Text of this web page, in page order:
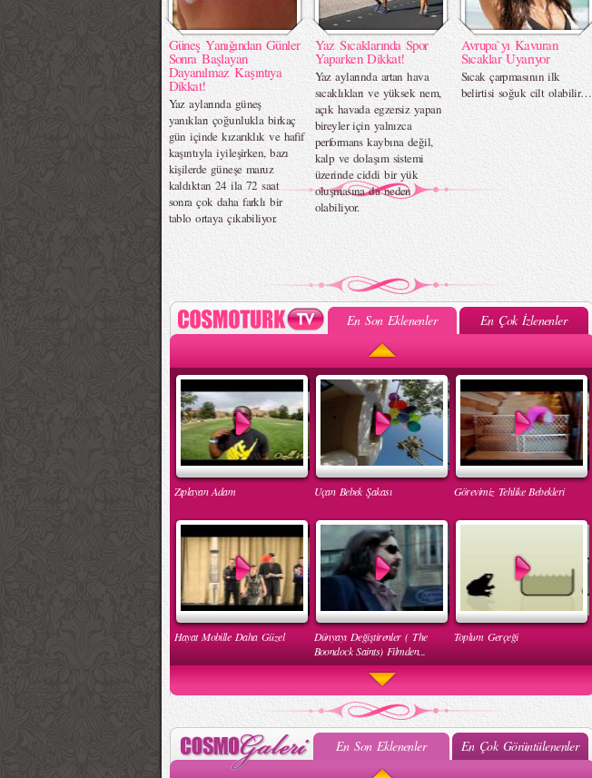
Güneş Yanığından Günler
Sonra Başlayan
Dayanılmaz Kaşıntıya
Dikkat!
Yaz aylarında güneş
yanıkları çoğunlukla birkaç
gün içinde kızarıklık ve hafif
kaşıntıyla iyileşirken, bazı
kişilerde güneşe maruz
kaldıktan 24 ila 72 saat
sonra çok daha farklı bir
tablo ortaya çıkabiliyor.
Yaz Sıcaklarında Spor
Yaparken Dikkat!
Yaz aylarında artan hava
sıcaklıkları ve yüksek nem,
açık havada egzersiz yapan
bireyler için yalnızca
performans kaybına değil,
kalp ve dolaşım sistemi
üzerinde ciddi bir yük
oluşmasına da neden
olabiliyor.
Avrupa`yı Kavuran
Sıcaklar Uyarıyor
Sıcak çarpmasının ilk
belirtisi soğuk cilt olabilir…
En Son Eklenenler En Çok İzlenenler
Zıplayan Adam Uçan Bebek Şakası Görevimiz Tehlike Bebekleri
Hayat Mobille Daha Güzel
Dünyayı Değiştirenler ( The
Boondock Saints) Filmden...
Toplum Gerçeği
En Son Eklenenler En Çok Görüntülenenler